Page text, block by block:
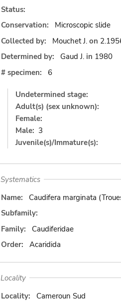
Status:
Conservation:
Microscopic slide
Collected by:
Mouchet J. on
Determined by:
Gaud J. in 1980
# specimen:
6
Undetermined stage:
Adult(s) (sex unknown):
Female:
Male: 3
Juvenile(s)/Immature(s):
Systematics
Name:
Caudifera marginata
Subfamily:
Family:
Caudiferidae
Order:
Acaridida
Locality
Locality:
Cameroun Sud